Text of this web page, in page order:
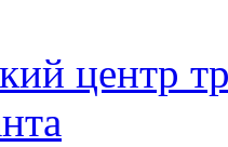
центр